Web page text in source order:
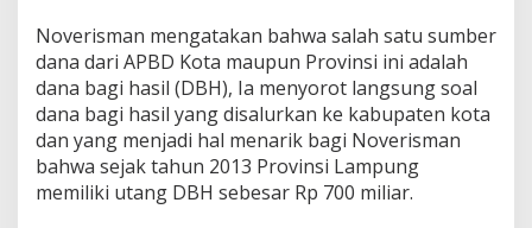
m
p
r
o
v
L
a
m
p
Noverisman mengatakan bahwa salah satu sumber
dana dari APBD Kota maupun Provinsi ini adalah
dana bagi hasil (DBH), Ia menyorot langsung soal
dana bagi hasil yang disalurkan ke kabupaten kota
dan yang menjadi hal menarik bagi Noverisman
bahwa sejak tahun 2013 Provinsi Lampung
memiliki utang DBH sebesar Rp 700 miliar.